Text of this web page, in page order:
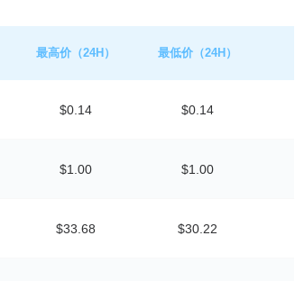
最高价（24H） 最低价（24H）
$0.14 $0.14
$1.00 $1.00
$33.68 $30.22